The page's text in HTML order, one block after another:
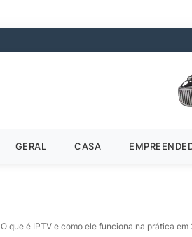
GERAL CASA
O que é IPTV e como ele funciona na prática em